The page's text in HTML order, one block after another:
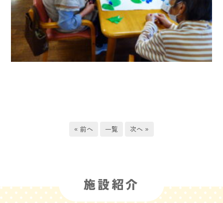
« 前へ 一覧 次へ »
施設紹介